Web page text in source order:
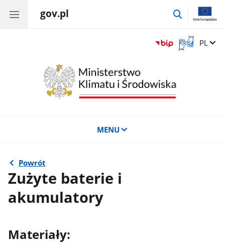
gov.pl
przejdź
Otwórz
okno
Zmień
PL
MENU
Powrót
Zużyte baterie i
akumulatory
Materiały: